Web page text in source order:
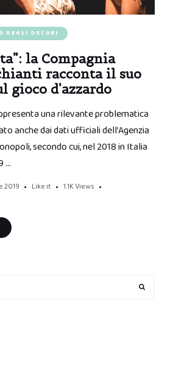
DEGLI OSCURI
la Compagnia
racconta il suo
gioco d’azzardo
una rilevante problematica
anche dai dati ufficiali dell’Agenzia
secondo cui, nel 2018 in Italia
…
2019 Like it 1.1K Views